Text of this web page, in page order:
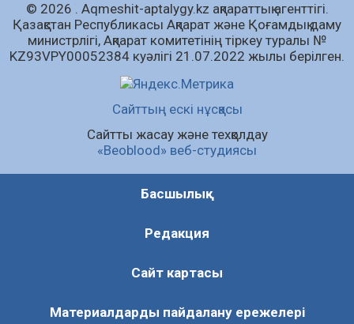
Барлық жаңалық
© 2026 . Аqmeshit-aptalygy.kz ақпараттық агенттігі.
Қазақстан Республикасы Ақпарат және Қоғамдық даму
министрлігі, Ақпарат комитетінің тіркеу туралы №
KZ93VPY00052384 куәлігі 21.07.2022 жылы берілген.
Сайттың ескі нұсқасы
Сайтты жасау және техқолдау
«Beoblood» веб-студиясы
Басшылық
Редакция
Сайт картасы
Материалдарды пайдалану ережелері